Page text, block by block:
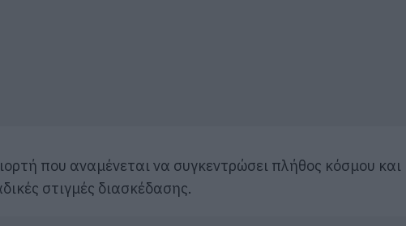
που αναμένεται να συγκεντρώσει πλήθος κόσμου και
στιγμές διασκέδασης.